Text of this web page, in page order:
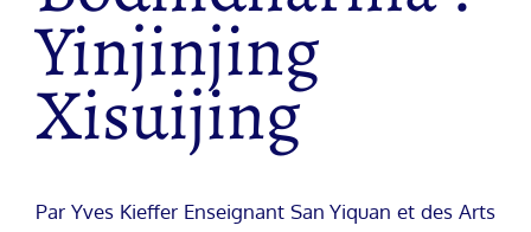
Yinjinjing
Xisuijing
Par Yves Kieffer Enseignant San Yiquan et des Arts